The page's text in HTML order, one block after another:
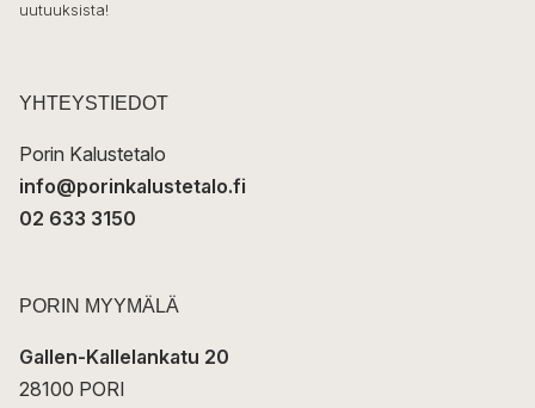
k
t
uutuuksista!
YHTEYSTIEDOT
Porin Kalustetalo
info@porinkalustetalo.fi
02 633 3150
PORIN MYYMÄLÄ
Gallen-Kallelankatu 20
28100 PORI